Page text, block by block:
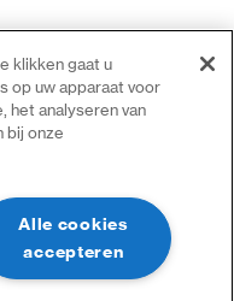
klikken gaat u
op uw apparaat voor
het analyseren van
bij onze
Alle cookies
accepteren